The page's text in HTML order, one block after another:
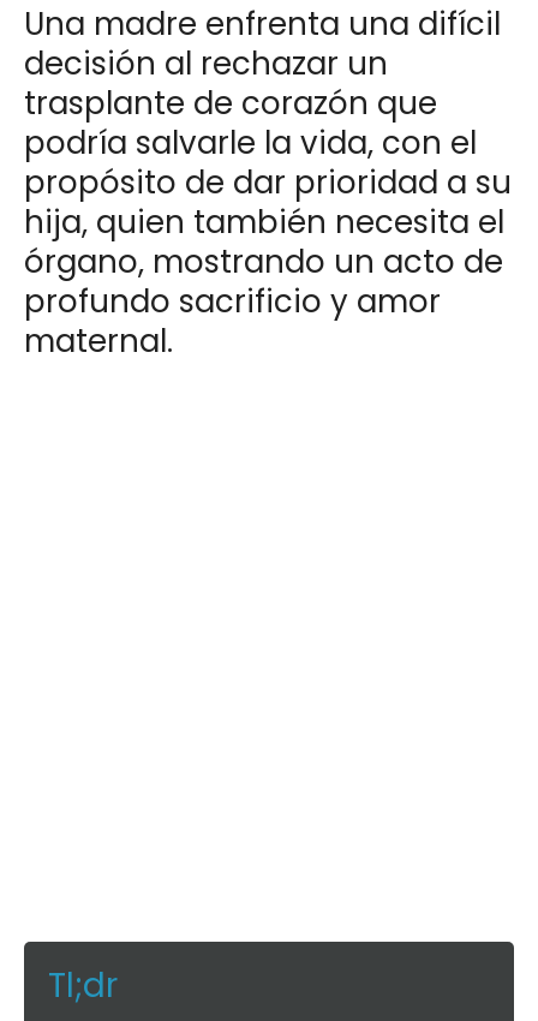
Una madre enfrenta una difícil
decisión al rechazar un
trasplante de corazón que
podría salvarle la vida, con el
propósito de dar prioridad a su
hija, quien también necesita el
órgano, mostrando un acto de
profundo sacrificio y amor
maternal.
Tl;dr